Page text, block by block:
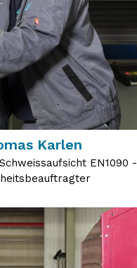
Karlen
EN1090 -